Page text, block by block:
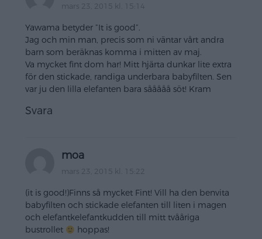
mars 23, 2015 kl. 15:14
Yawama betyder ”It is good”.
Jag och min man, precis som ni väntar vårt andra
barn som beräknas komma i mitten av maj.
Va mycket fint dom har! Mitt hjärta dunkar lite extra
för den stickade, randiga underbara babyfilten. Sen
var ju den lilla elefanten bara sååååå söt! Kram
Svara
moa
mars 23, 2015 kl. 15:22
(it is good!)Finns så mycket Fint! Vill ha den benvita
babyfilten och stickade elefanten till liten i magen
och elefantkelefantkudden till mitt tvååriga
bustrollet
hoppas!